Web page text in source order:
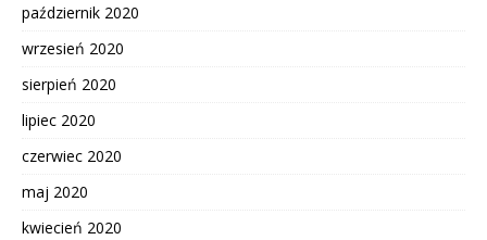
październik 2020
wrzesień 2020
sierpień 2020
lipiec 2020
czerwiec 2020
maj 2020
kwiecień 2020